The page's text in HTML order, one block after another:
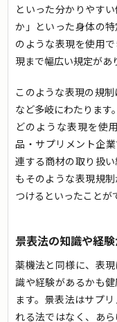
といった分かりやす
か」といった身体の
のような表現を使用
現まで幅広い規定があ
このような表現の規
など多岐にわたります。
どのような表現を使
品・サプリメント企
連する商材の取り扱
もそのような表現規
つけるといったことが
景表法の知識や経
薬機法と同様に、表
識や経験があるかも
ます。景表法はサプ
れる法ではなく、あ